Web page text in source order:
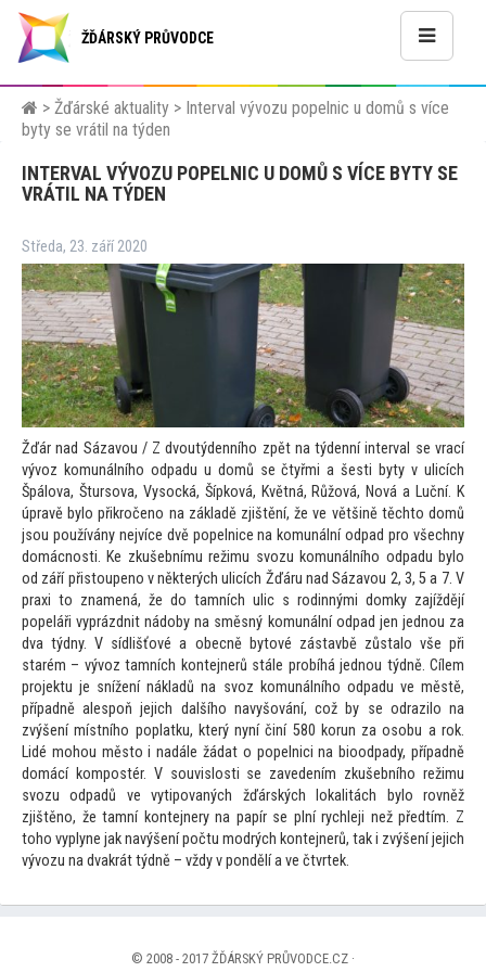
ŽĎÁRSKÝ PRŮVODCE
> Žďárské aktuality > Interval vývozu popelnic u domů s více
byty se vrátil na týden
INTERVAL VÝVOZU POPELNIC U DOMŮ S VÍCE BYTY SE
VRÁTIL NA TÝDEN
Středa, 23. září 2020
Žďár nad Sázavou / Z dvoutýdenního zpět na týdenní interval se vrací
vývoz komunálního odpadu u domů se čtyřmi a šesti byty v ulicích
Špálova, Štursova, Vysocká, Šípková, Květná, Růžová, Nová a Luční. K
úpravě bylo přikročeno na základě zjištění, že ve většině těchto domů
jsou používány nejvíce dvě popelnice na komunální odpad pro všechny
domácnosti. Ke zkušebnímu režimu svozu komunálního odpadu bylo
od září přistoupeno v některých ulicích Žďáru nad Sázavou 2, 3, 5 a 7. V
praxi to znamená, že do tamních ulic s rodinnými domky zajíždějí
popeláři vyprázdnit nádoby na směsný komunální odpad jen jednou za
dva týdny. V sídlišťové a obecně bytové zástavbě zůstalo vše při
starém – vývoz tamních kontejnerů stále probíhá jednou týdně. Cílem
projektu je snížení nákladů na svoz komunálního odpadu ve městě,
případně alespoň jejich dalšího navyšování, což by se odrazilo na
zvýšení místního poplatku, který nyní činí 580 korun za osobu a rok.
Lidé mohou město i nadále žádat o popelnici na bioodpady, případně
domácí kompostér. V souvislosti se zavedením zkušebního režimu
svozu odpadů ve vytipovaných žďárských lokalitách bylo rovněž
zjištěno, že tamní kontejnery na papír se plní rychleji než předtím. Z
toho vyplyne jak navýšení počtu modrých kontejnerů, tak i zvýšení jejich
vývozu na dvakrát týdně – vždy v pondělí a ve čtvrtek.
© 2008 - 2017 ŽĎÁRSKÝ PRŮVODCE.CZ ·